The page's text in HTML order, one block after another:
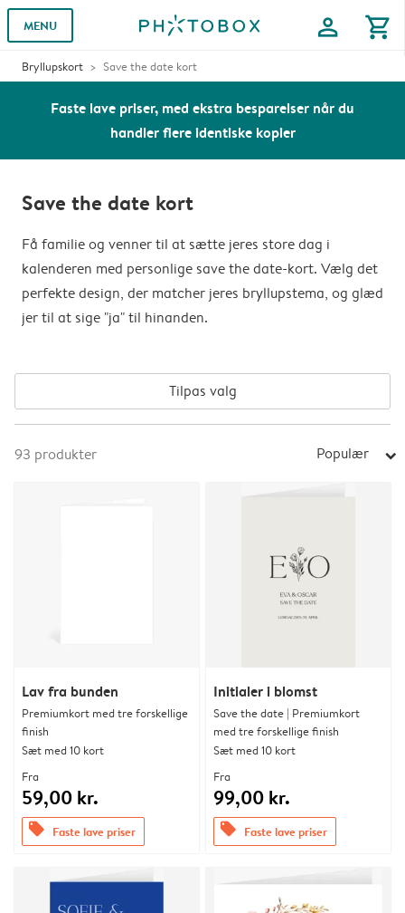
MENU profile shopping_cart
Bryllupskort Save the date kort
Faste lave priser, med ekstra besparelser når du
handler flere identiske kopier
Save the date kort
Få familie og venner til at sætte jeres store dag i
kalenderen med personlige save the date-kort. Vælg det
perfekte design, der matcher jeres bryllupstema, og glæd
jer til at sige "ja" til hinanden.
Tilpas valg
93 produkter Populær arrow_right
Lav fra bunden
Premiumkort med tre forskellige
finish
Sæt med 10 kort
Fra
59,00 kr.
offers Faste lave priser
Initialer i blomst
Save the date | Premiumkort
med tre forskellige finish
Sæt med 10 kort
Fra
99,00 kr.
offers Faste lave priser